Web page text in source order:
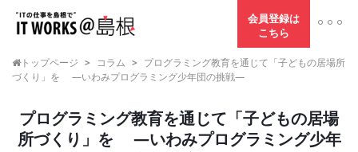
会員登録は
こちら
トップページ > コラム > プログラミング教育を通じて「子どもの居場所
づくり」を ―いわみプログラミング少年団の挑戦―
プログラミング教育を通じて「子どもの居場
所づくり」を ―いわみプログラミング少年